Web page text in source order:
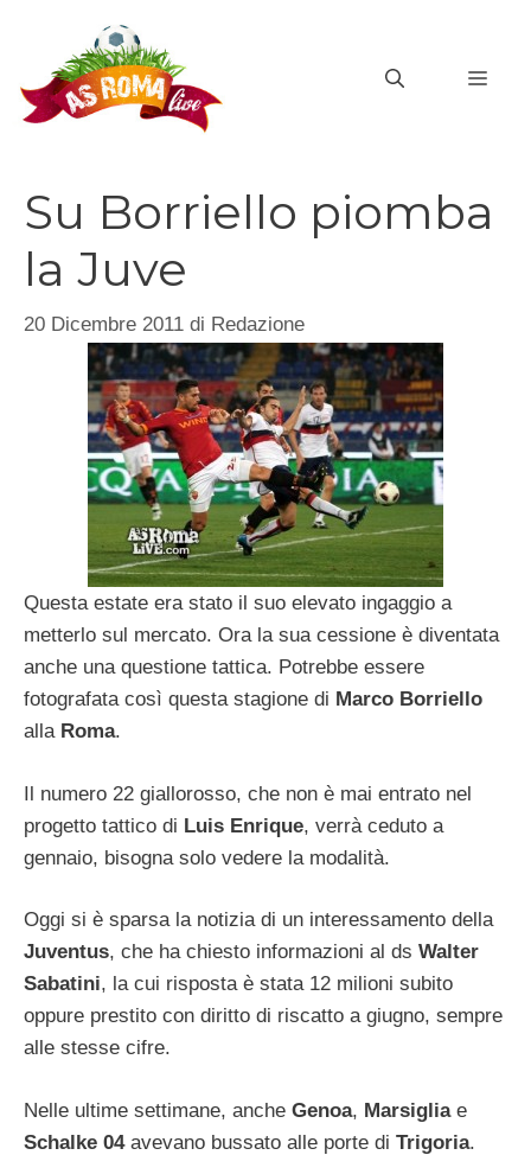
contenuto
Su Borriello piomba
la Juve
20 Dicembre 2011 di Redazione
Questa estate era stato il suo elevato ingaggio a
metterlo sul mercato. Ora la sua cessione è diventata
anche una questione tattica. Potrebbe essere
fotografata così questa stagione di Marco Borriello
alla Roma.
Il numero 22 giallorosso, che non è mai entrato nel
progetto tattico di Luis Enrique, verrà ceduto a
gennaio, bisogna solo vedere la modalità.
Oggi si è sparsa la notizia di un interessamento della
Juventus, che ha chiesto informazioni al ds Walter
Sabatini, la cui risposta è stata 12 milioni subito
oppure prestito con diritto di riscatto a giugno, sempre
alle stesse cifre.
Nelle ultime settimane, anche Genoa, Marsigliae
Schalke 04avevano bussato alle porte di Trigoria.